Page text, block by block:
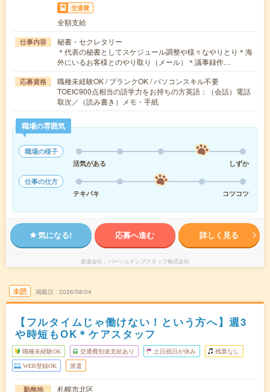
交通費
全額支給
仕事内容
秘書・セクレタリー
＊代表の秘書としてスケジュール調整や様々なやりとり＊海
外にいるお客様とのやり取り（メール）＊議事録作…
応募資格
職種未経験OK / ブランクOK / パソコンスキル不要
TOEIC900点相当の語学力をお持ちの方英語：（会話）電話
取次／（読み書き）メモ・手紙
職場の雰囲気
職場の様子
活気がある
しずか
仕事の仕方
テキパキ
コツコツ
気になる! 応募へ進む 詳しく見る
派遣会社 パーソルテンプスタッフ株式会社
未読 掲載日 2026/08/04
【フルタイムじゃ働けない！という方へ】週3
や時短もOK＊ケアスタッフ
職種未経験OK 交通費別途支給あり 土日祝日が休み 残業なし
WEB登録OK 派遣
勤務地
札幌市北区